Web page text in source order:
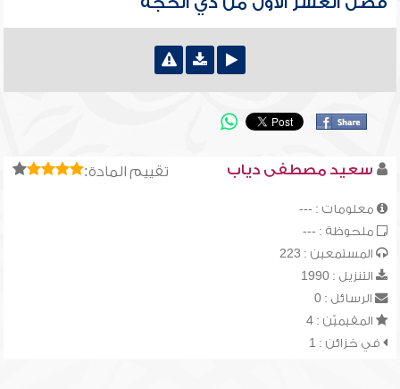
تقييم المادة: سعيد مصطفى دياب
معلومات : ---
ملحوظة : ---
المستمعين : 223
التنزيل : 1990
الرسائل : 0
المقيميّن : 4
في خزائن : 1